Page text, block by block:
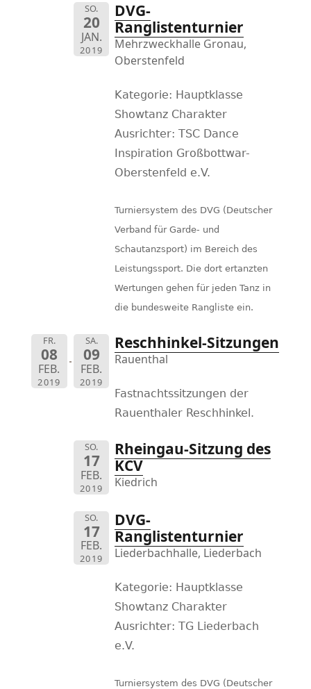
SO.
20
JAN.
2019
DVG-
Ranglistenturnier
Mehrzweckhalle Gronau,
Oberstenfeld
Kategorie: Hauptklasse
Showtanz Charakter
Ausrichter: TSC Dance
Inspiration Großbottwar-
Oberstenfeld e.V.
Turniersystem des DVG (Deutscher
Verband für Garde- und
Schautanzsport) im Bereich des
Leistungssport. Die dort ertanzten
Wertungen gehen für jeden Tanz in
die bundesweite Rangliste ein.
FR.
08
FEB.
2019
SA.
09
FEB.
2019
Reschhinkel-Sitzungen
Rauenthal
Fastnachtssitzungen der
Rauenthaler Reschhinkel.
SO.
17
FEB.
2019
Rheingau-Sitzung des
KCV
Kiedrich
SO.
17
FEB.
2019
DVG-
Ranglistenturnier
Liederbachhalle, Liederbach
Kategorie: Hauptklasse
Showtanz Charakter
Ausrichter: TG Liederbach
e.V.
Turniersystem des DVG (Deutscher